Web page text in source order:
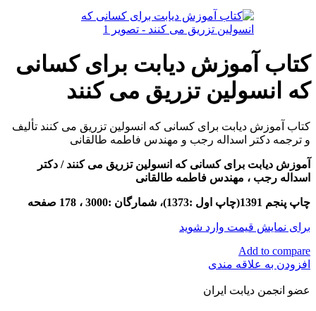
کتاب آموزش دیابت برای کسانی
که انسولین تزریق می کنند
کتاب آموزش دیابت برای کسانی که انسولین تزریق می کنند تألیف
و ترجمه دکتر اسداله رجب و مهندس فاطمه طالقانی
آموزش دیابت برای کسانی که انسولین تزریق می کنند / دکتر
اسداله رجب ، مهندس فاطمه طالقانی
چاپ پنجم 1391(چاپ اول :1373)، شمارگان :3000 ، 178 صفحه
برای نمایش قیمت وارد شوید
Add to compare
افزودن به علاقه مندی
عضو انجمن دیابت ایران